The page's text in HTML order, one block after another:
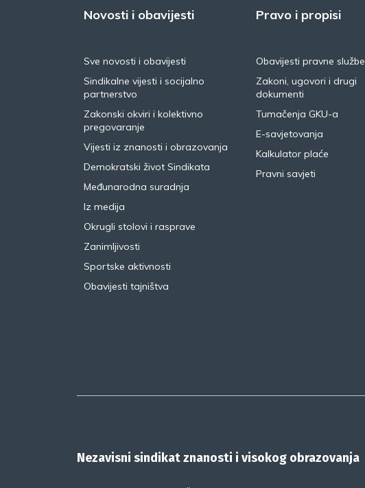
Novosti i obavijesti
Sve novosti i obavijesti
Sindikalne vijesti i socijalno
partnerstvo
Zakonski okviri i kolektivno
pregovaranje
Vijesti iz znanosti i obrazovanja
Demokratski život Sindikata
Međunarodna suradnja
Iz medija
Okrugli stolovi i rasprave
Zanimljivosti
Sportske aktivnosti
Obavijesti tajništva
Pravo i propisi
Obavijesti pravne službe
Zakoni, ugovori i drugi
dokumenti
Tumačenja GKU-a
E-savjetovanja
Kalkulator plaće
Pravni savjeti
Nezavisni sindikat znanosti i visokog obrazovanja